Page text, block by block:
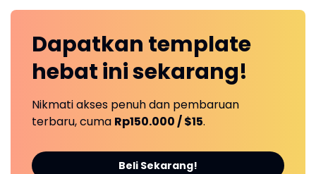
Dapatkan template
hebat inisekarang!
Nikmati akses penuh dan pembaruan
terbaru, cuma Rp150.000 / $15.
Beli Sekarang!